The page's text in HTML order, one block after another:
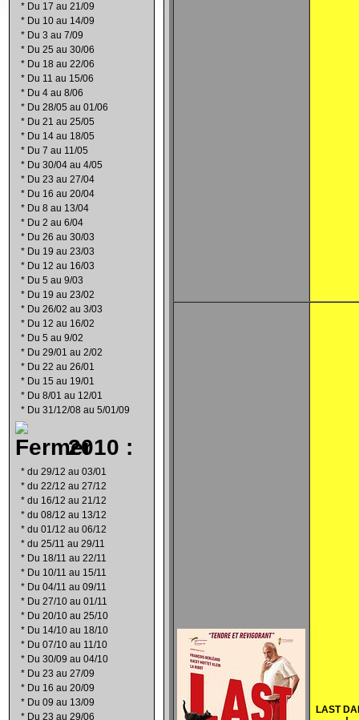
* Du 17 au 21/09
* Du 10 au 14/09
* Du 3 au 7/09
* Du 25 au 30/06
* Du 18 au 22/06
* Du 11 au 15/06
* Du 4 au 8/06
* Du 28/05 au 01/06
* Du 21 au 25/05
* Du 14 au 18/05
* Du 7 au 11/05
* Du 30/04 au 4/05
* Du 23 au 27/04
* Du 16 au 20/04
* Du 8 au 13/04
* Du 2 au 6/04
* Du 26 au 30/03
* Du 19 au 23/03
* Du 12 au 16/03
* Du 5 au 9/03
* Du 19 au 23/02
* Du 26/02 au 3/03
* Du 12 au 16/02
* Du 5 au 9/02
* Du 29/01 au 2/02
* Du 22 au 26/01
* Du 15 au 19/01
* Du 8/01 au 12/01
* Du 31/12/08 au 5/01/09
2010 :
* du 29/12 au 03/01
* du 22/12 au 27/12
* du 16/12 au 21/12
* du 08/12 au 13/12
* du 01/12 au 06/12
* du 25/11 au 29/11
* Du 18/11 au 22/11
* Du 10/11 au 15/11
* Du 04/11 au 09/11
* Du 27/10 au 01/11
* Du 20/10 au 25/10
* Du 14/10 au 18/10
* Du 07/10 au 11/10
* Du 30/09 au 04/10
* Du 23 au 27/09
* Du 16 au 20/09
* Du 09 au 13/09
* Du 23 au 29/06
LAST